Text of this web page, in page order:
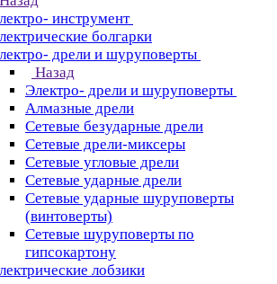
инструмент
болгарки
дрели и шуруповерты
Назад
Электро- дрели и шуруповерты
Алмазные дрели
Сетевые безударные дрели
Сетевые дрели-миксеры
Сетевые угловые дрели
Сетевые ударные дрели
Сетевые ударные шуруповерты
(винтоверты)
Сетевые шуруповерты по
гипсокартону
лобзики